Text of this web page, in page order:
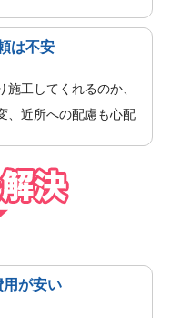
は不安
工してくれるのか、
、近所への配慮も心配
用が安い